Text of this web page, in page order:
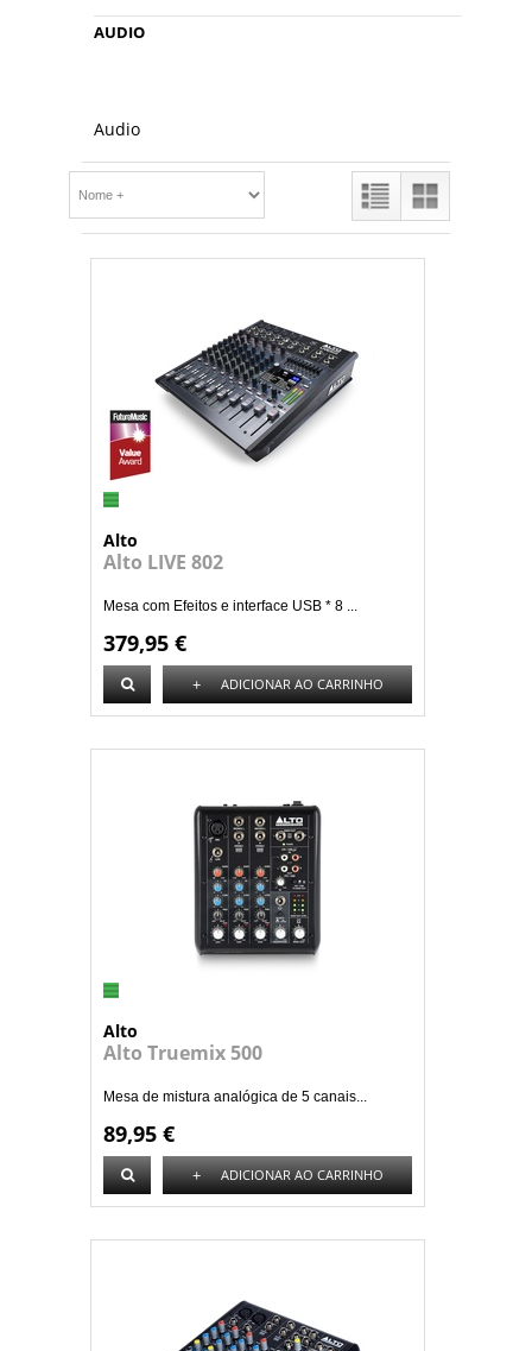
AUDIO
Audio
Alto
Alto LIVE 802
Mesa com Efeitos e interface USB * 8 ...
379,95 €
+ ADICIONAR AO CARRINHO
Alto
Alto Truemix 500
Mesa de mistura analógica de 5 canais...
89,95 €
+ ADICIONAR AO CARRINHO